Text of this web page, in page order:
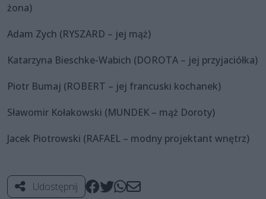
żona)
Adam Zych (RYSZARD – jej mąż)
Katarzyna Bieschke-Wabich (DOROTA – jej przyjaciółka)
Piotr Bumaj (ROBERT – jej francuski kochanek)
Sławomir Kołakowski (MUNDEK – mąż Doroty)
Jacek Piotrowski (RAFAEL – modny projektant wnętrz)
Udostępnij